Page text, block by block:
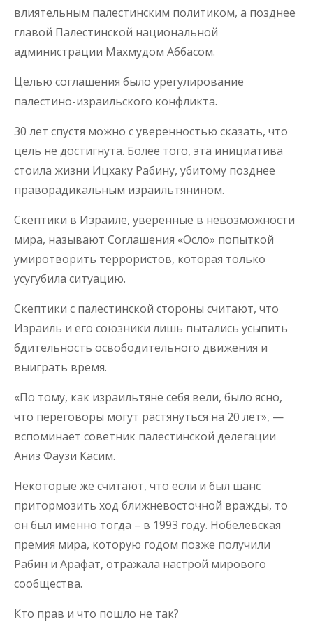
влиятельным палестинским политиком, а позднее
главой Палестинской национальной
администрации Махмудом Аббасом.
Целью соглашения было урегулирование
палестино-израильского конфликта.
30 лет спустя можно с уверенностью сказать, что
цель не достигнута. Более того, эта инициатива
стоила жизни Ицхаку Рабину, убитому позднее
праворадикальным израильтянином.
Скептики в Израиле, уверенные в невозможности
мира, называют Соглашения «Осло» попыткой
умиротворить террористов, которая только
усугубила ситуацию.
Скептики с палестинской стороны считают, что
Израиль и его союзники лишь пытались усыпить
бдительность освободительного движения и
выиграть время.
«По тому, как израильтяне себя вели, было ясно,
что переговоры могут растянуться на 20 лет», —
вспоминает советник палестинской делегации
Аниз Фаузи Касим.
Некоторые же считают, что если и был шанс
притормозить ход ближневосточной вражды, то
он был именно тогда – в 1993 году. Нобелевская
премия мира, которую годом позже получили
Рабин и Арафат, отражала настрой мирового
сообщества.
Кто прав и что пошло не так?